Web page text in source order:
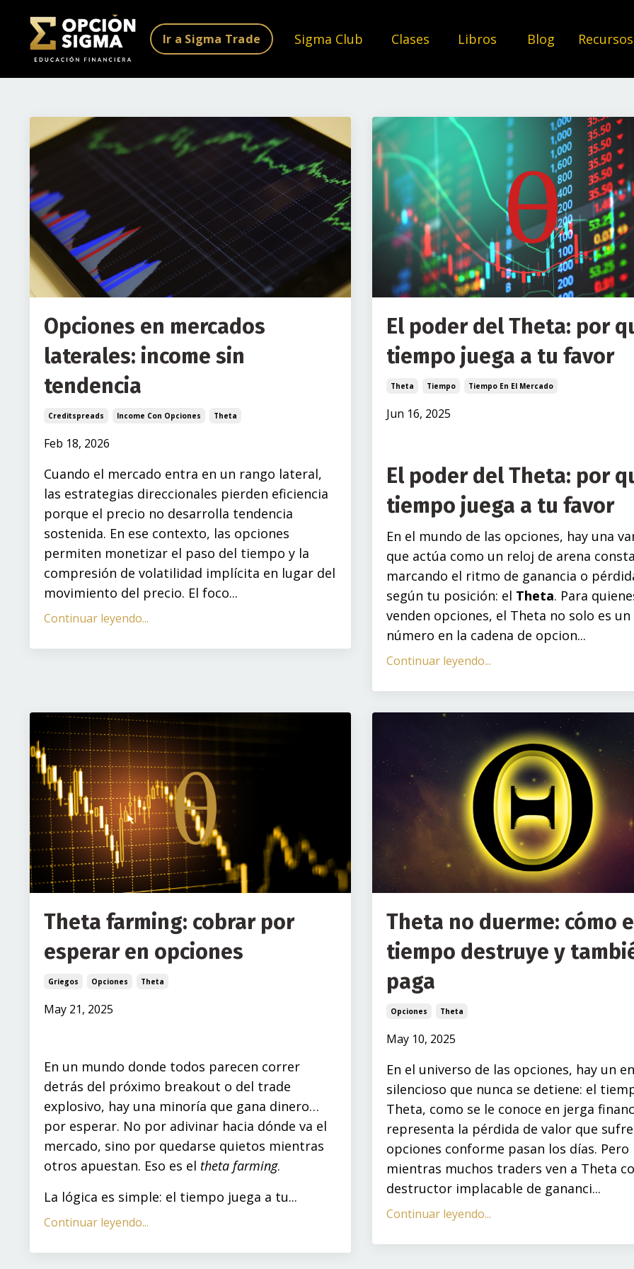
Ir a Sigma Trade Sigma Club Clases Libros Blog
Opciones en mercados
laterales: income sin
tendencia
Creditspreads Income Con Opciones Theta
Feb 18, 2026
Cuando el mercado entra en un rango lateral,
las estrategias direccionales pierden eficiencia
porque el precio no desarrolla tendencia
sostenida. En ese contexto, las opciones
permiten monetizar el paso del tiempo y la
compresión de volatilidad implícita en lugar del
movimiento del precio. El foco...
Continuar leyendo...
El poder del Theta: por
tiempo juega a tu favor
Theta Tiempo Tiempo En El Mercado
Jun 16, 2025
El poder del Theta: por
tiempo juega a tu favor
En el mundo de las opciones, hay una
que actúa como un reloj de arena
marcando el ritmo de ganancia o
según tu posición: el Theta. Para
venden opciones, el Theta no solo es un
número en la cadena de opcion...
Continuar leyendo...
Theta farming: cobrar por
esperar en opciones
Griegos Opciones Theta
May 21, 2025
En un mundo donde todos parecen correr
detrás del próximo breakout o del trade
explosivo, hay una minoría que gana dinero…
por esperar. No por adivinar hacia dónde va el
mercado, sino por quedarse quietos mientras
otros apuestan. Eso es el theta farming.
La lógica es simple: el tiempo juega a tu...
Continuar leyendo...
Theta no duerme: cómo
tiempo destruye y
paga
Opciones Theta
May 10, 2025
En el universo de las opciones, hay un
silencioso que nunca se detiene: el
Theta, como se le conoce en jerga
representa la pérdida de valor que
opciones conforme pasan los días. Pero
mientras muchos traders ven a Theta
destructor implacable de gananci...
Continuar leyendo...